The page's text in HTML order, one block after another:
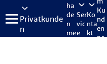
Privatkunde
n
ha
de
n
me
Ser
vic
e
Ko
nta
kt
Ku
nd
en
po